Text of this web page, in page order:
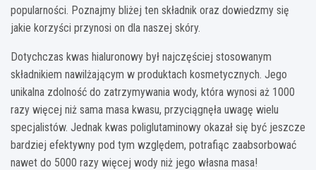
popularności. Poznajmy bliżej ten składnik oraz dowiedzmy się
jakie korzyści przynosi on dla naszej skóry.
Dotychczas kwas hialuronowy był najczęściej stosowanym
składnikiem nawilżającym w produktach kosmetycznych. Jego
unikalna zdolność do zatrzymywania wody, która wynosi aż 1000
razy więcej niż sama masa kwasu, przyciągnęła uwagę wielu
specjalistów. Jednak kwas poliglutaminowy okazał się być jeszcze
bardziej efektywny pod tym względem, potrafiąc zaabsorbować
nawet do 5000 razy więcej wody niż jego własna masa!